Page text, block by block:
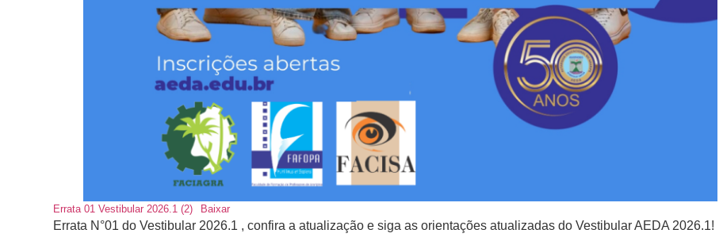
Errata 01 Vestibular 2026.1 (2) Baixar
Errata N°01 do Vestibular 2026.1 , confira a atualização e siga as orientações atualizadas do Vestibular AEDA 2026.1!